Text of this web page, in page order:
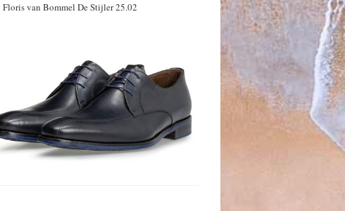
Floris van Bommel De Stijler 25.02